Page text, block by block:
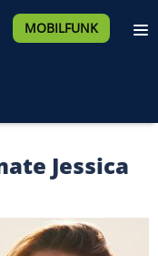
MOBILFUNK
Jessica